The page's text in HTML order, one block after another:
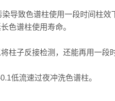
致色谱柱使用一段时间柱效
色谱柱使用寿命。
子反接检测，还能再用一段时
低流速过夜冲洗色谱柱。